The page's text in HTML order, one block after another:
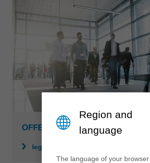
OFFERTE DI LAVORO
leggere di più
Region and
language
The language of your